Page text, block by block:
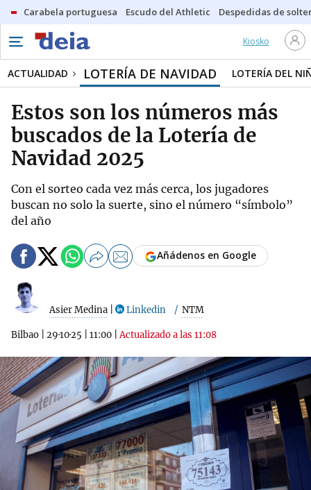
Carabela portuguesa Escudo del Athletic Despedidas de
Kiosko
ACTUALIDAD LOTERÍA DE NAVIDAD LOTERÍA DEL
Estos son los números más
buscados de la Lotería de
Navidad 2025
Con el sorteo cada vez más cerca, los jugadores
buscan no solo la suerte, sino el número “símbolo”
del año
Asier Medina Linkedin NTM
Bilbao 29·10·25 11:00 |Actualizado a las 11:08
Añádenos en Google